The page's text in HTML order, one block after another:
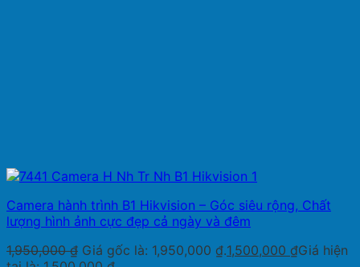
Camera hành trình B1 Hikvision – Góc siêu rộng, Chất
lượng hình ảnh cực đẹp cả ngày và đêm
1,950,000₫ Giá gốc là: 1,950,000 ₫.1,500,000 ₫Giá hiện